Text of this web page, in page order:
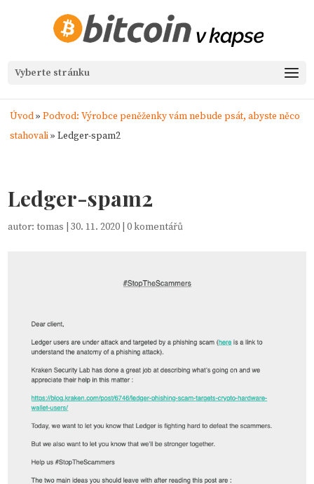
Vyberte stránku
Úvod» Podvod: Výrobce peněženky vám nebude psát, abyste něco
stahovali» Ledger-spam2
Ledger-spam2
autor:tomas |30. 11. 2020 |0 komentářů